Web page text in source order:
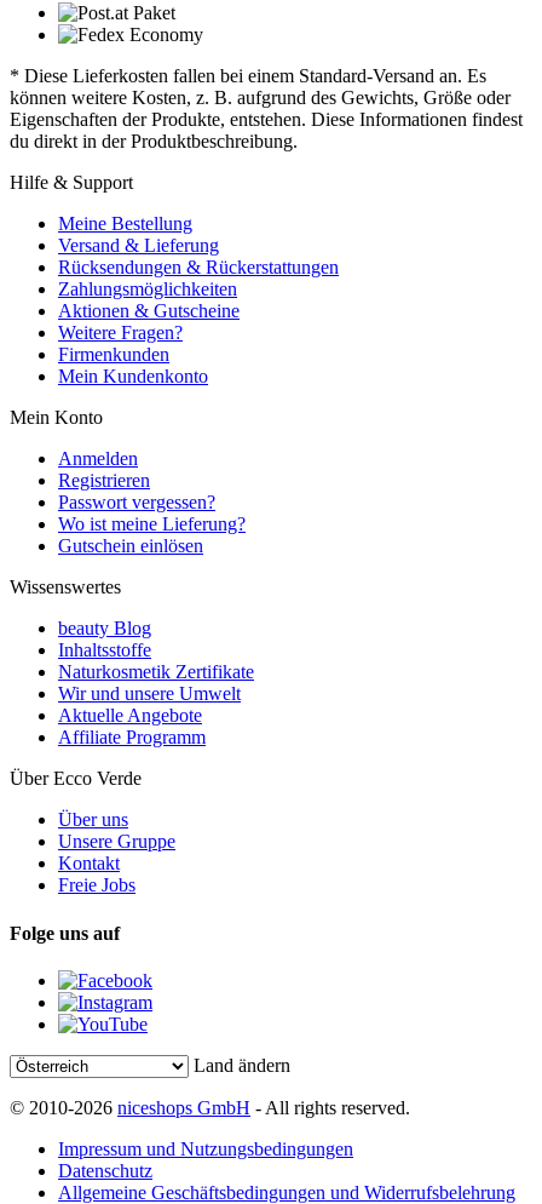
* Diese Lieferkosten fallen bei einem Standard-Versand an. Es
können weitere Kosten, z. B. aufgrund des Gewichts, Größe oder
Eigenschaften der Produkte, entstehen. Diese Informationen findest
du direkt in der Produktbeschreibung.
Hilfe & Support
Meine Bestellung
Versand & Lieferung
Rücksendungen & Rückerstattungen
Zahlungsmöglichkeiten
Aktionen & Gutscheine
Weitere Fragen?
Firmenkunden
Mein Kundenkonto
Mein Konto
Anmelden
Registrieren
Passwort vergessen?
Wo ist meine Lieferung?
Gutschein einlösen
Wissenswertes
beauty Blog
Inhaltsstoffe
Naturkosmetik Zertifikate
Wir und unsere Umwelt
Aktuelle Angebote
Affiliate Programm
Über Ecco Verde
Über uns
Unsere Gruppe
Kontakt
Freie Jobs
Folge uns auf
Land ändern
© 2010-2026 niceshops GmbH - All rights reserved.
Impressum und Nutzungsbedingungen
Datenschutz
Allgemeine Geschäftsbedingungen und Widerrufsbelehrung